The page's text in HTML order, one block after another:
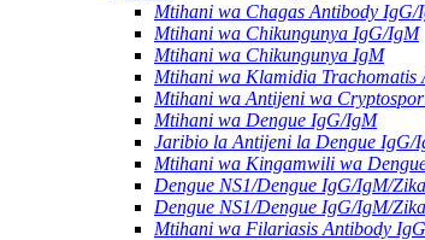
Mtihani wa Chagas Antibody IgG/
Mtihani wa Chikungunya IgG/IgM
Mtihani wa Chikungunya IgM
Mtihani wa Klamidia Trachomatis
Mtihani wa Antijeni wa
Mtihani wa Dengue IgG/IgM
Jaribio la Antijeni la Dengue IgG/
Mtihani wa Kingamwili wa
Dengue NS1/Dengue IgG/IgM/
Dengue NS1/Dengue IgG/IgM/
Mtihani wa Filariasis Antibody